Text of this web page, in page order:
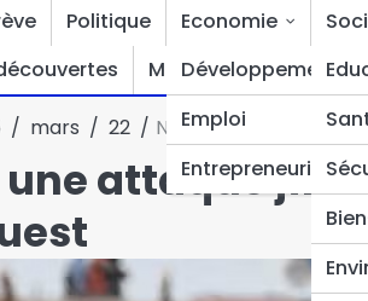
Politique
Economie
Développement
Emploi
Entrepreneuriat
Multimédia Divers
mars 22 Niger : une attaque
une attaque